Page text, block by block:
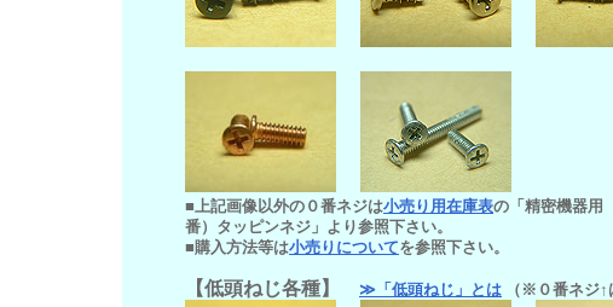
■上記画像以外の０番ネジは小売り用在庫表の「精密機器用
番）タッピンネジ」より参照下さい。
■購入方法等は小売りについてを参照下さい。
【低頭ねじ各種】 ≫「低頭ねじ」とは （※０番ネジ↑